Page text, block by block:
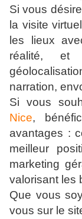
Si vous
la visite
les lieux
réalité, et
narration,
Si vous
Nice,
avantages :
meilleur
marketing
valorisant les
Que vous
vous sur le